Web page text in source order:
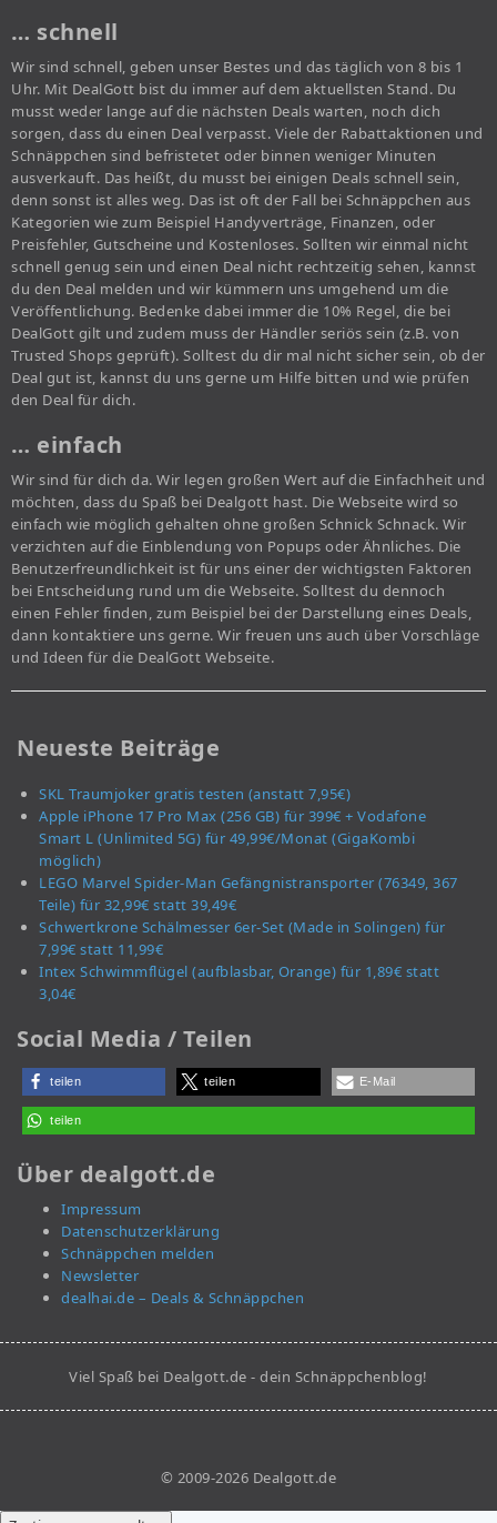
… schnell
Wir sind schnell, geben unser Bestes und das täglich von 8 bis 1
Uhr. Mit DealGott bist du immer auf dem aktuellsten Stand. Du
musst weder lange auf die nächsten Deals warten, noch dich
sorgen, dass du einen Deal verpasst. Viele der Rabattaktionen und
Schnäppchen sind befristetet oder binnen weniger Minuten
ausverkauft. Das heißt, du musst bei einigen Deals schnell sein,
denn sonst ist alles weg. Das ist oft der Fall bei Schnäppchen aus
Kategorien wie zum Beispiel Handyverträge, Finanzen, oder
Preisfehler, Gutscheine und Kostenloses. Sollten wir einmal nicht
schnell genug sein und einen Deal nicht rechtzeitig sehen, kannst
du den Deal melden und wir kümmern uns umgehend um die
Veröffentlichung. Bedenke dabei immer die 10% Regel, die bei
DealGott gilt und zudem muss der Händler seriös sein (z.B. von
Trusted Shops geprüft). Solltest du dir mal nicht sicher sein, ob der
Deal gut ist, kannst du uns gerne um Hilfe bitten und wie prüfen
den Deal für dich.
… einfach
Wir sind für dich da. Wir legen großen Wert auf die Einfachheit und
möchten, dass du Spaß bei Dealgott hast. Die Webseite wird so
einfach wie möglich gehalten ohne großen Schnick Schnack. Wir
verzichten auf die Einblendung von Popups oder Ähnliches. Die
Benutzerfreundlichkeit ist für uns einer der wichtigsten Faktoren
bei Entscheidung rund um die Webseite. Solltest du dennoch
einen Fehler finden, zum Beispiel bei der Darstellung eines Deals,
dann kontaktiere uns gerne. Wir freuen uns auch über Vorschläge
und Ideen für die DealGott Webseite.
Neueste Beiträge
SKL Traumjoker gratis testen (anstatt 7,95€)
Apple iPhone 17 Pro Max (256 GB) für 399€ + Vodafone
Smart L (Unlimited 5G) für 49,99€/Monat (GigaKombi
möglich)
LEGO Marvel Spider-Man Gefängnistransporter (76349, 367
Teile) für 32,99€ statt 39,49€
Schwertkrone Schälmesser 6er-Set (Made in Solingen) für
7,99€ statt 11,99€
Intex Schwimmflügel (aufblasbar, Orange) für 1,89€ statt
3,04€
Social Media / Teilen
teilen teilen E-Mail
teilen
Über dealgott.de
Impressum
Datenschutzerklärung
Schnäppchen melden
Newsletter
dealhai.de – Deals & Schnäppchen
Viel Spaß bei Dealgott.de - dein Schnäppchenblog!
© 2009-2026 Dealgott.de